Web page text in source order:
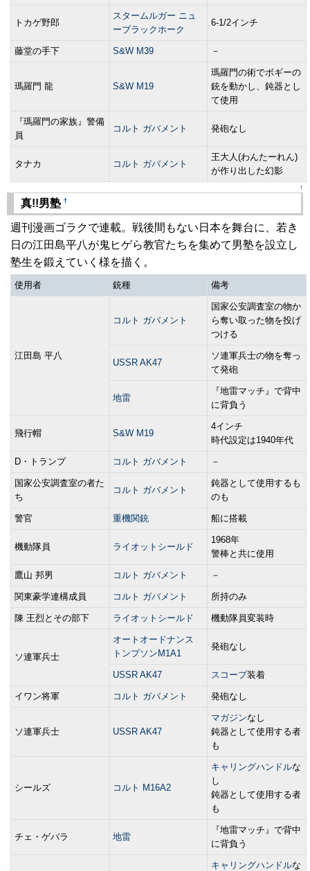
トカゲ野郎
スタームルガー ニュ
ーブラックホーク
6-1/2インチ
藤堂の手下 S&W M39 －
瑪羅門 龍 S&W M19
瑪羅門の術でボギーの
銃を動かし、鈍器とし
て使用
『瑪羅門の家族』警備
員
コルト ガバメント 発砲なし
タナカ コルト ガバメント
王大人(わんたーれん)
が作り出した幻影
↑
真!!男塾 †
週刊漫画ゴラクで連載。戦後間もない日本を舞台に、若き
日の江田島平八が鬼ヒゲら教官たちを集めて男塾を設立し
塾生を鍛えていく様を描く。
使用者 銃種 備考
江田島 平八
コルト ガバメント
国家公安調査室の物か
ら奪い取った物を投げ
つける
USSR AK47
ソ連軍兵士の物を奪っ
て発砲
地雷
『地雷マッチ』で背中
に背負う
飛行帽 S&W M19
4インチ
時代設定は1940年代
D・トランプ コルト ガバメント －
国家公安調査室の者た
ち
コルト ガバメント
鈍器として使用するも
のも
警官 重機関銃 船に搭載
機動隊員 ライオットシールド
1968年
警棒と共に使用
鷹山 邦男 コルト ガバメント －
関東豪学連構成員 コルト ガバメント 所持のみ
陳 王烈とその部下 ライオットシールド 機動隊員変装時
ソ連軍兵士
オートオードナンス
トンプソンM1A1
発砲なし
USSR AK47 スコープ装着
イワン将軍 コルト ガバメント 発砲なし
ソ連軍兵士 USSR AK47
マガジンなし
鈍器として使用する者
も
シールズ コルト M16A2
キャリングハンドルな
し
鈍器として使用する者
も
チェ・ゲバラ 地雷
『地雷マッチ』で背中
に背負う
キャリングハンドルな